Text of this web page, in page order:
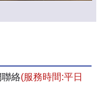
絡(服務時間:平日